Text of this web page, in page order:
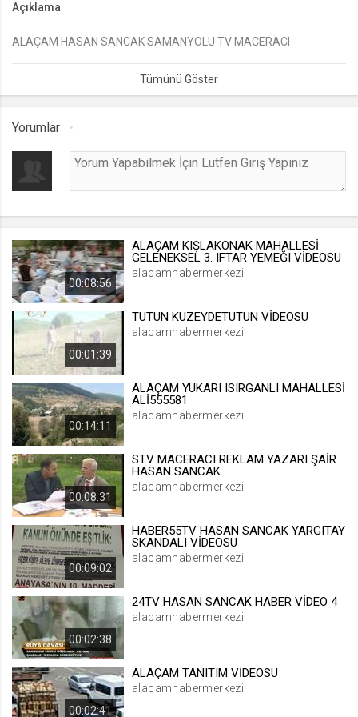
.web.tv
Seçilen dil tercihini tutmak
.web.tv
[hash]
.web.tv
Site içeriği önerme
1 yıl
voteLike*
.web.tv
1 ay
.web.tv
Açıklama
ALAÇAM HASAN SANCAK SAMANYOLU TV MACERACI
Yorumlar
00:08:56
ALAÇAM KIŞLAKONAK MAHALLESİ
GELENEKSEL 3. IFTAR YEMEĞI VİDEOSU
alacamhabermerkezi
00:01:39
TUTUN KUZEYDETUTUN VİDEOSU
alacamhabermerkezi
00:14:11
ALAÇAM YUKARI ISIRGANLI MAHALLESİ
ALİ555581
alacamhabermerkezi
00:08:31
STV MACERACI REKLAM YAZARI ŞAİR
HASAN SANCAK
alacamhabermerkezi
00:09:02
HABER55TV HASAN SANCAK YARGITAY
SKANDALI VİDEOSU
alacamhabermerkezi
00:02:38
24TV HASAN SANCAK HABER VİDEO 4
alacamhabermerkezi
00:02:41
ALAÇAM TANITIM VİDEOSU
alacamhabermerkezi